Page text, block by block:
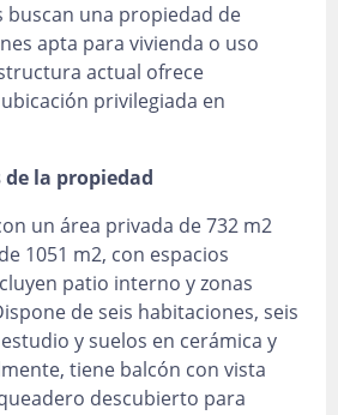
buscan una propiedad de
apta para vivienda o uso
actual ofrece
privilegiada en
la propiedad
un área privada de 732 m2
1051 m2, con espacios
patio interno y zonas
de seis habitaciones, seis
y suelos en cerámica y
tiene balcón con vista
descubierto para